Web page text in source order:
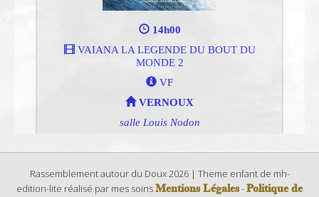
Rassemblement autour du Doux 2026 | Theme enfant de mh-
edition-lite réalisé par mes soinsMentions Légales-Politique de